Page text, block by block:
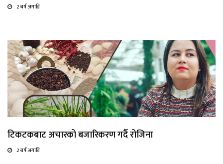
2 बर्ष अगाडि
टिकटकबाट अचारको बजारिकरण गर्दै रोजिना
2 बर्ष अगाडि